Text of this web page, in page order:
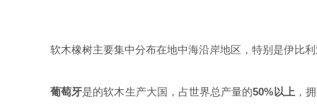
软木橡树主要集中分布在地中海沿岸地区，特别是伊比
葡萄牙是的软木生产大国，占世界总产量的50% 以上 ，